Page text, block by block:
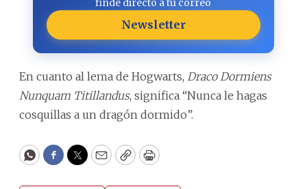
finde directo a tu correo
Newsletter
En cuanto al lema de Hogwarts, Draco Dormiens
Nunquam Titillandus, significa “Nunca le hagas
cosquillas a un dragón dormido”.
WhatsApp
Facebook
Twitter
EmailCopyPrint